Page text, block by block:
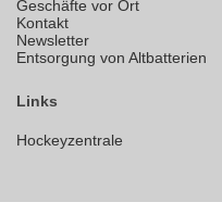
Geschäfte vor Ort
Kontakt
Newsletter
Entsorgung von Altbatterien
Links
Hockeyzentrale